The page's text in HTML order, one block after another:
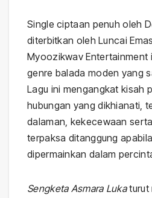
Single ciptaan penuh oleh
diterbitkan oleh Luncai
Myoozikwav Entertainment
genre balada moden yang
Lagu ini mengangkat kisah
hubungan yang dikhianati,
dalaman, kekecewaan
terpaksa ditanggung
dipermainkan dalam
Sengketa Asmara Lukaturut